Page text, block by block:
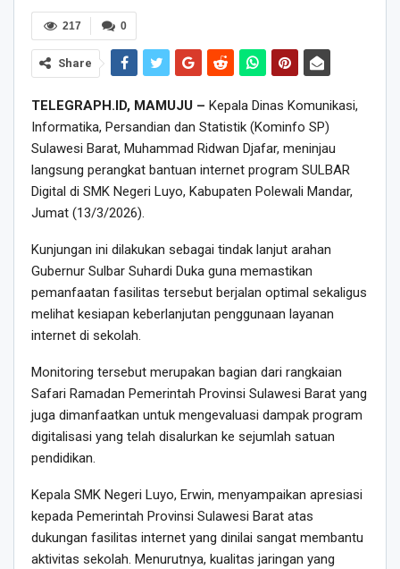
0
217
Share
TELEGRAPH.ID, MAMUJU – Kepala Dinas Komunikasi,
Informatika, Persandian dan Statistik (Kominfo SP)
Sulawesi Barat, Muhammad Ridwan Djafar, meninjau
langsung perangkat bantuan internet program SULBAR
Digital di SMK Negeri Luyo, Kabupaten Polewali Mandar,
Jumat (13/3/2026).
Kunjungan ini dilakukan sebagai tindak lanjut arahan
Gubernur Sulbar Suhardi Duka guna memastikan
pemanfaatan fasilitas tersebut berjalan optimal sekaligus
melihat kesiapan keberlanjutan penggunaan layanan
internet di sekolah.
Monitoring tersebut merupakan bagian dari rangkaian
Safari Ramadan Pemerintah Provinsi Sulawesi Barat yang
juga dimanfaatkan untuk mengevaluasi dampak program
digitalisasi yang telah disalurkan ke sejumlah satuan
pendidikan.
Kepala SMK Negeri Luyo, Erwin, menyampaikan apresiasi
kepada Pemerintah Provinsi Sulawesi Barat atas
dukungan fasilitas internet yang dinilai sangat membantu
aktivitas sekolah. Menurutnya, kualitas jaringan yang